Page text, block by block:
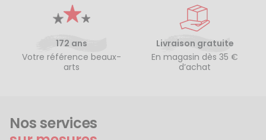
172 ans
Votre référence beaux-
arts
Livraison gratuite
En magasin dès 35 €
d’achat
Nos services